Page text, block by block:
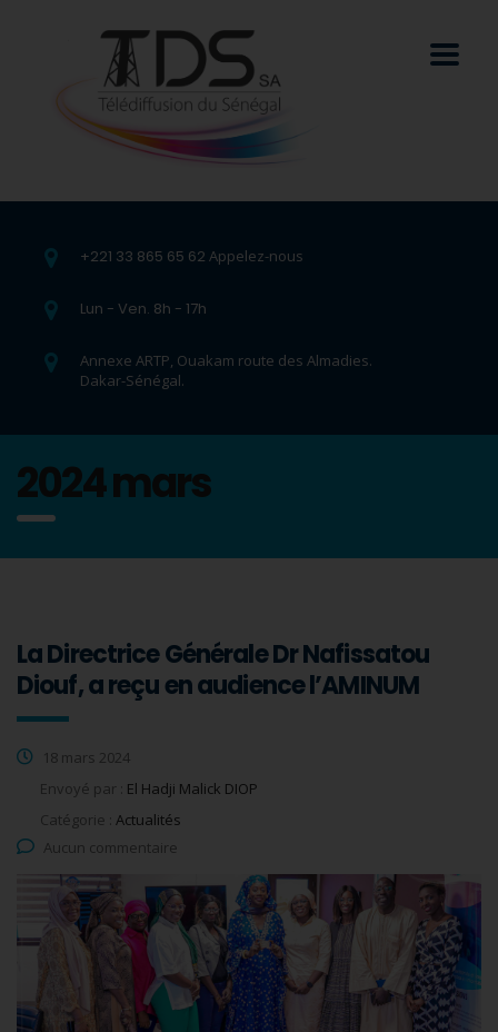
+221 33 865 65 62 Appelez-nous
Lun - Ven. 8h - 17h
Annexe ARTP, Ouakam route des Almadies.
Dakar-Sénégal.
2024 mars
La Directrice Générale Dr Nafissatou
Diouf, a reçu en audience l’AMINUM
18 mars 2024
Envoyé par : El Hadji Malick DIOP
Catégorie : Actualités
Aucun commentaire